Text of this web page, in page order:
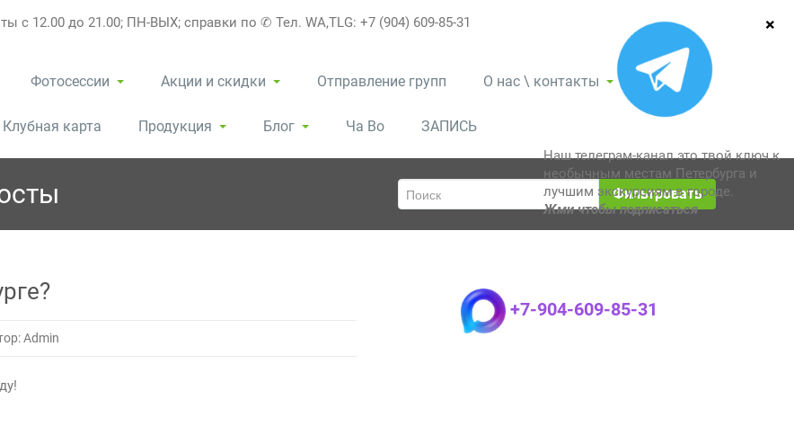
с 12.00 до 21.00; ПН-ВЫХ; справки по ✆ Тел. WA,TLG: +7 (904) 609-85-31
Фотосессии Акции и скидки Отправление групп О нас \ контакты
Клубная карта Продукция Блог Ча Во ЗАПИСЬ
Фильтровать
Admin
+7-904-609-85-31
Наш телеграм-канал это твой ключ к
необычным местам Петербурга и
лучшим экскурсиям в городе.
Жми чтобы подписаться